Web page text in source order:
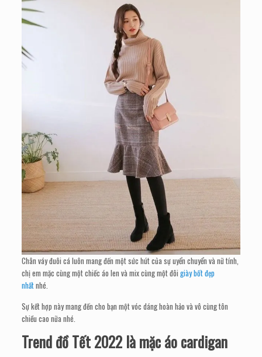
Chân váy đuôi cá luôn mang đến một sức hút của sự uyển chuyển và nữ tính,
chị em mặc cùng một chiếc áo len và mix cùng một đôigiày bốt đẹp
nhấtnhé.
Sự kết hợp này mang đến cho bạn một vóc dáng hoàn hảo và vô cùng tôn
chiều cao nữa nhé.
Trend đồ Tết 2022 là mặc áo cardigan